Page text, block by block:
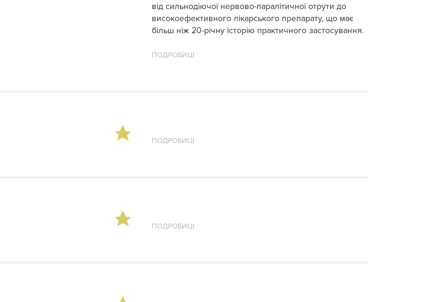
від сильнодіючої нервово-паралітичної отрути до
високоефективного лікарського препарату, що має
більш ніж 20-річну історію практичного застосування.
ПОДРОБИЦІ
ПОДРОБИЦІ
ПОДРОБИЦІ